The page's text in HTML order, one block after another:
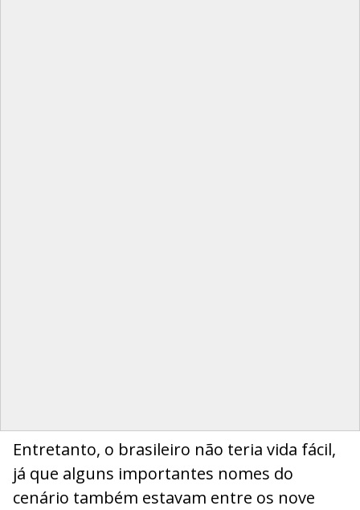
Entretanto, o brasileiro não teria vida fácil,
já que alguns importantes nomes do
cenário também estavam entre os nove